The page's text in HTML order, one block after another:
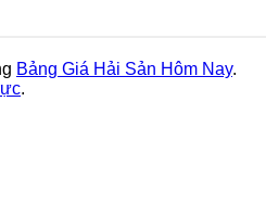
Bảng Giá Hải Sản Hôm Nay.
.